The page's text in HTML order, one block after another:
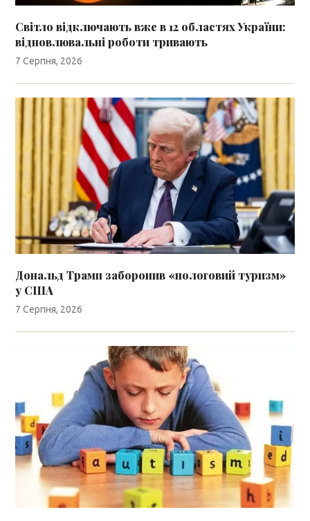
Світло відключають вже в 12 областях України:
відновлювальні роботи тривають
7 Серпня, 2026
Дональд Трамп заборонив «пологовий туризм»
у США
7 Серпня, 2026